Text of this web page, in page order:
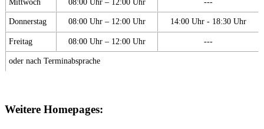
Donnerstag 08:00 Uhr – 12:00 Uhr 14:00 Uhr - 18:30 Uhr
Freitag 08:00 Uhr – 12:00 Uhr ---
oder nach Terminabsprache
Weitere Homepages: